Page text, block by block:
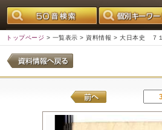
トップページ > 一覧表示 > 資料情報 > 大日本史 ７１